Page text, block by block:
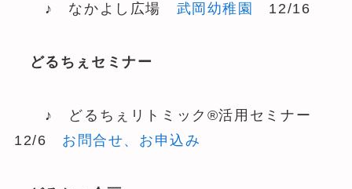
♪ なかよし広場 武岡幼稚園 12/16
どるちぇセミナー
♪ どるちぇリトミック®活用セミナー
12/6 お問合せ、お申込み